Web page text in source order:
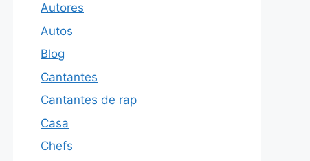
Autores
Autos
Blog
Cantantes
Cantantes de rap
Casa
Chefs